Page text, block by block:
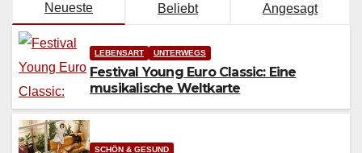
Neueste Beliebt Angesagt
LEBENSART UNTERWEGS
Festival Young Euro Classic: Eine
musikalische Weltkarte
SCHÖN & GESUND